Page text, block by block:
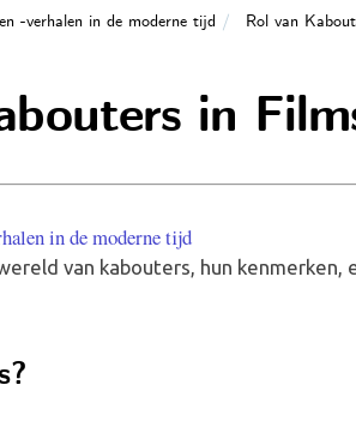
-verhalen in de moderne tijd Rol van
in
in de moderne tijd
van kabouters, hun kenmerken,